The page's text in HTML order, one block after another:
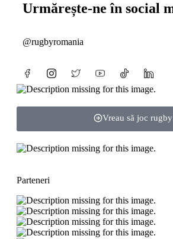
Urmărește-ne în social
@rugbyromania
Vreau să joc rugby
Parteneri